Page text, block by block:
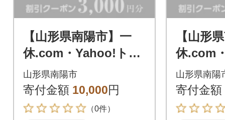
【山形県南陽市】一
休.com・Yahoo!トラ
ベル割引クーポン(3,0
00円分)【S1440】
山形県南陽市
寄付金額 10,000円
（0件）
【山形
休.com
ベル割
00円分)
山形県南陽
寄付金額